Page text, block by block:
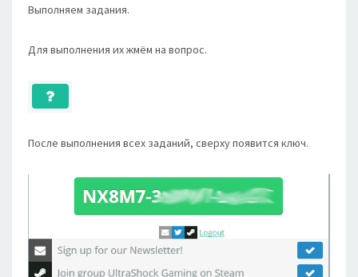
Выполняем задания.
Для выполнения их жмём на вопрос.
После выполнения всех заданий, сверху появится ключ.